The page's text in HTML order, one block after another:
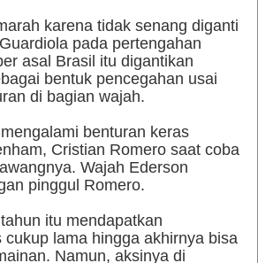
karena tidak senang diganti
pada pertengahan
asal Brasil itu digantikan
bentuk pencegahan usai
di bagian wajah.
benturan keras
Cristian Romero saat coba
Wajah Ederson
pinggul Romero.
itu mendapatkan
cukup lama hingga akhirnya bisa
Namun, aksinya di